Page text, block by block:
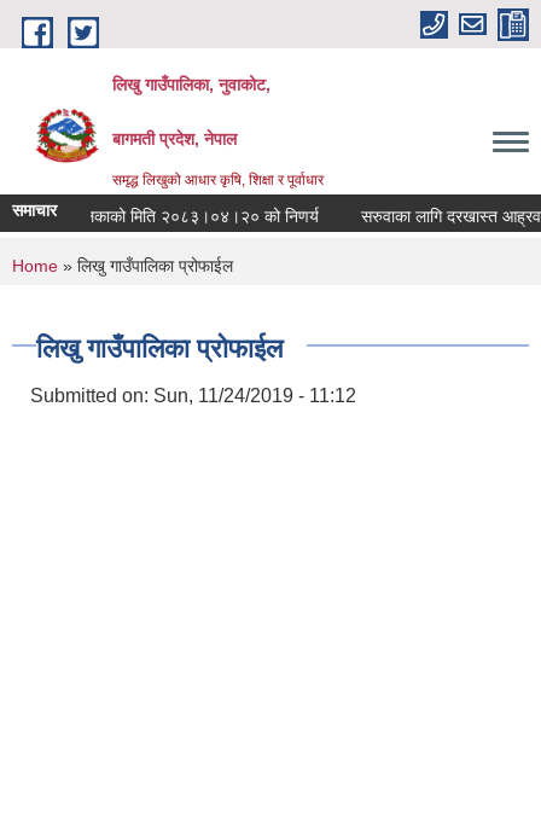
Skip to main content
लिखु गाउँपालिका, नुवाकोट,
बागमती प्रदेश, नेपाल
समृद्ध लिखुको आधार कृषि, शिक्षा र पूर्वाधार
समाचार
गाँउपालिकाको मिति २०८३।०४।२० को निणर्य सरुवाका लागि दरखास्त
You are here
Home » लिखु गाउँपालिका प्रोफाईल
लिखु गाउँपालिका प्रोफाईल
Submitted on: Sun, 11/24/2019 - 11:12